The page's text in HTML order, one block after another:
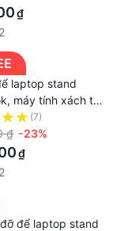
₫
2
laptop stand
máy tính xách tay
kim nhôm có thể
tản nhiệt, chân
độ
(7)
₫ -23%
₫
2
đỡ để laptop stand